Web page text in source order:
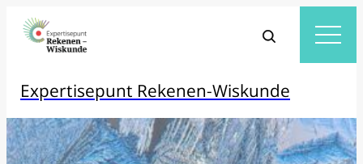
Expertisepunt Rekenen-Wiskunde